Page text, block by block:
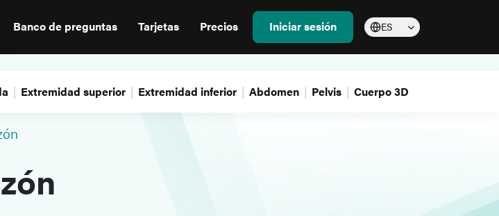
Banco de preguntas Tarjetas Precios Iniciar sesión ES
Extremidad superior Extremidad inferior Abdomen Pelvis Cuerpo 3D